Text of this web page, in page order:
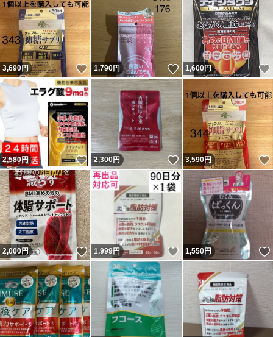
3,690円 いいね！
1,790円 いいね！
1,600円
2,580円 いいね！
2,300円 いいね！
3,590円
2,000円 いいね！
1,999円 いいね！
1,550円